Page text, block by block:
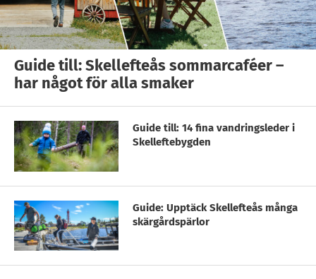
Guide till: Skellefteås sommarcaféer –
har något för alla smaker
Guide till: 14 fina vandringsleder i
Skelleftebygden
Guide: Upptäck Skellefteås många
skärgårdspärlor